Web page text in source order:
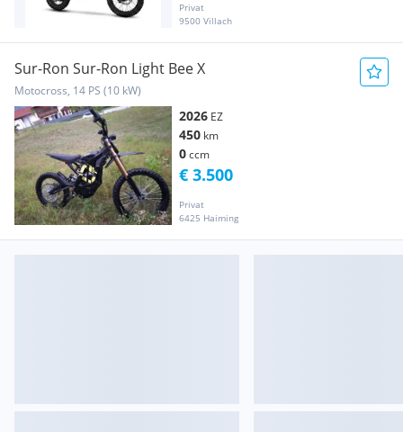
Privat
9500 Villach
Sur-Ron Sur-Ron Light Bee X
Motocross, 14 PS (10 kW)
2026 EZ
450 km
0ccm
Privat
6425 Haiming
€ 3.500